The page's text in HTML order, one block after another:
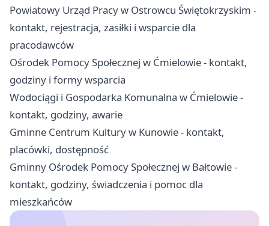
Powiatowy Urząd Pracy w Ostrowcu Świętokrzyskim -
kontakt, rejestracja, zasiłki i wsparcie dla
pracodawców
Ośrodek Pomocy Społecznej w Ćmielowie - kontakt,
godziny i formy wsparcia
Wodociągi i Gospodarka Komunalna w Ćmielowie -
kontakt, godziny, awarie
Gminne Centrum Kultury w Kunowie - kontakt,
placówki, dostępność
Gminny Ośrodek Pomocy Społecznej w Bałtowie -
kontakt, godziny, świadczenia i pomoc dla
mieszkańców